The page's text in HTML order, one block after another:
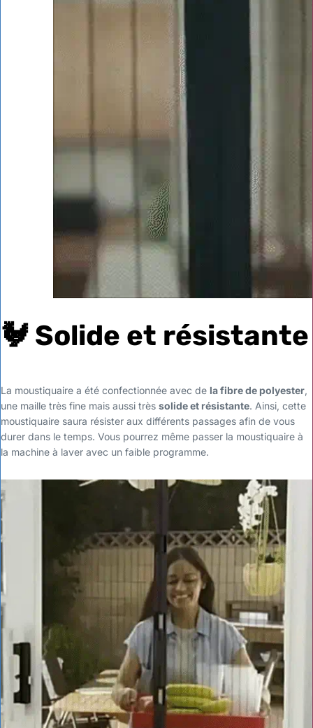
🐓 Solide et résistante
La moustiquaire a été confectionnée avec de la fibre de polyester,
une maille très fine mais aussi très solide et résistante. Ainsi, cette
moustiquaire saura résister aux différents passages afin de vous
durer dans le temps. Vous pourrez même passer la moustiquaire à
la machine à laver avec un faible programme.